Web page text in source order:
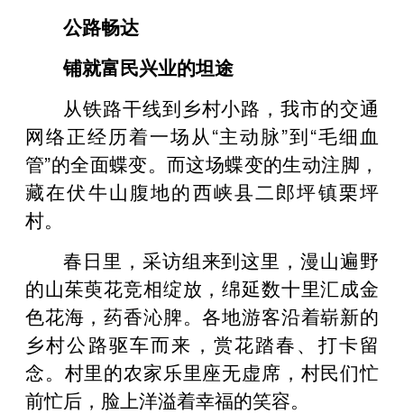
公路畅达
铺就富民兴业的坦途
从铁路干线到乡村小路，我市的交通
网络正经历着一场从“主动脉”到“毛细血
管”的全面蝶变。而这场蝶变的生动注脚，
藏在伏牛山腹地的西峡县二郎坪镇栗坪
村。
春日里，采访组来到这里，漫山遍野
的山茱萸花竞相绽放，绵延数十里汇成金
色花海，药香沁脾。各地游客沿着崭新的
乡村公路驱车而来，赏花踏春、打卡留
念。村里的农家乐里座无虚席，村民们忙
前忙后，脸上洋溢着幸福的笑容。